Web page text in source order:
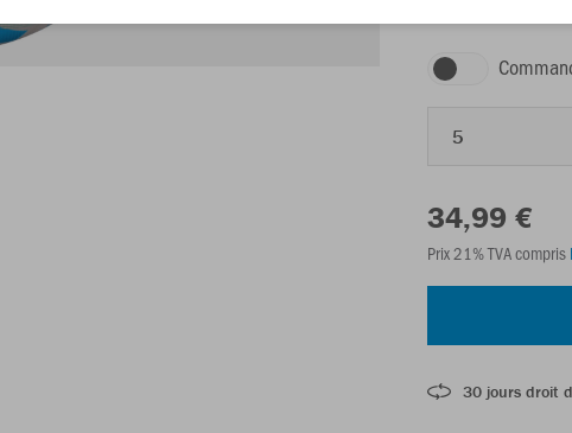
5
34,99 €
Prix 21% TVA compris
30 jours droit